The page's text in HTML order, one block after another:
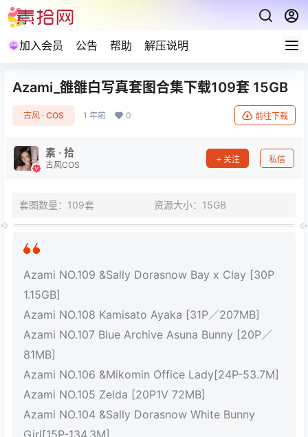
加入会员 公告 帮助 解压说明
Azami_雒雒白写真套图合集下载109套 15GB
古风 · COS 1 年前 0 前往下载
素 · 拾
古风COS
关注 私信
套图数量：109套 资源大小：15GB
Azami NO.109 &Sally Dorasnow Bay x Clay [30P
1.15GB]
Azami NO.108 Kamisato Ayaka [31P／207MB]
Azami NO.107 Blue Archive Asuna Bunny [20P／
81MB]
Azami NO.106 &Mikomin Office Lady[24P-53.7M]
Azami NO.105 Zelda [20P1V 72MB]
Azami NO.104 &Sally Dorasnow White Bunny
Girl[15P-134.3M]